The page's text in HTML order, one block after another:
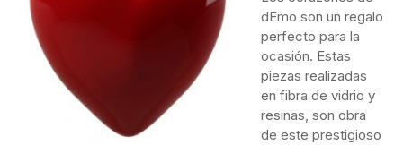
dEmo son un regalo
perfecto para la
ocasión. Estas
piezas realizadas
en fibra de vidrio y
resinas, son obra
de este prestigioso